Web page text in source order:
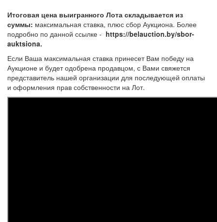
Итоговая цена выигранного Лота складывается из
суммы: максимальная ставка, плюс сбор Аукциона. Более
подробно по данной ссылке - https://belauction.by/sbor-
auktsiona.
Если Ваша максимальная ставка принесет Вам победу на
Аукционе и будет одобрена продавцом, с Вами свяжется
представитель нашей организации для последующей оплаты
и оформления прав собственности на Лот.